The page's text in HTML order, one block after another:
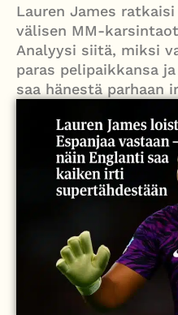
PT Vatanen antoi
välienselvittely PTV
Lauren James
välisen MM-
Analyysi siitä, miksi
paras pelipaikkansa
saa hänestä parhaan